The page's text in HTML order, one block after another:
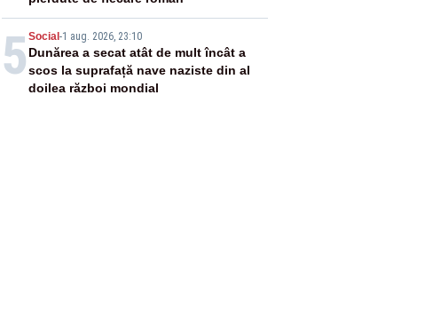
5 Social-1 aug. 2026, 23:10
Dunărea a secat atât de mult încât a
scos la suprafață nave naziste din al
doilea război mondial